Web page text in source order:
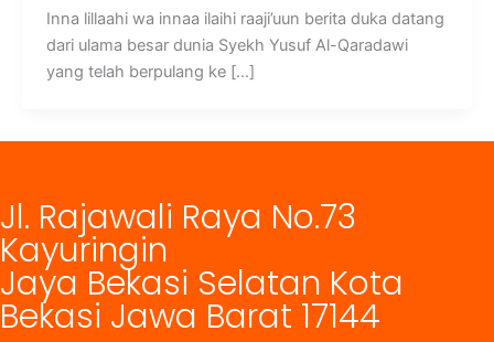
Inna lillaahi wa innaa ilaihi raaji’uun berita duka datang
dari ulama besar dunia Syekh Yusuf Al-Qaradawi
yang telah berpulang ke […]
Jl. Rajawali Raya No.73
Kayuringin
Jaya Bekasi Selatan Kota
Bekasi Jawa Barat 17144